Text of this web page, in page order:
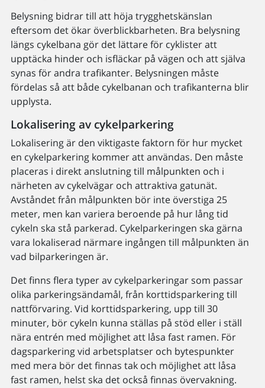
Belysning bidrar till att höja trygghetskänslan
eftersom det ökar överblickbarheten. Bra belysning
längs cykelbana gör det lättare för cyklister att
upptäcka hinder och isfläckar på vägen och att själva
synas för andra trafikanter. Belysningen måste
fördelas så att både cykelbanan och trafikanterna blir
upplysta.
Lokalisering av cykelparkering
Lokalisering är den viktigaste faktorn för hur mycket
en cykelparkering kommer att användas. Den måste
placeras i direkt anslutning till målpunkten och i
närheten av cykelvägar och attraktiva gatunät.
Avståndet från målpunkten bör inte överstiga 25
meter, men kan variera beroende på hur lång tid
cykeln ska stå parkerad. Cykelparkeringen ska gärna
vara lokaliserad närmare ingången till målpunkten än
vad bilparkeringen är.
Det finns flera typer av cykelparkeringar som passar
olika parkeringsändamål, från korttidsparkering till
nattförvaring. Vid korttidsparkering, upp till 30
minuter, bör cykeln kunna ställas på stöd eller i ställ
nära entrén med möjlighet att låsa fast ramen. För
dagsparkering vid arbetsplatser och bytespunkter
med mera bör det finnas tak och möjlighet att låsa
fast ramen, helst ska det också finnas övervakning.